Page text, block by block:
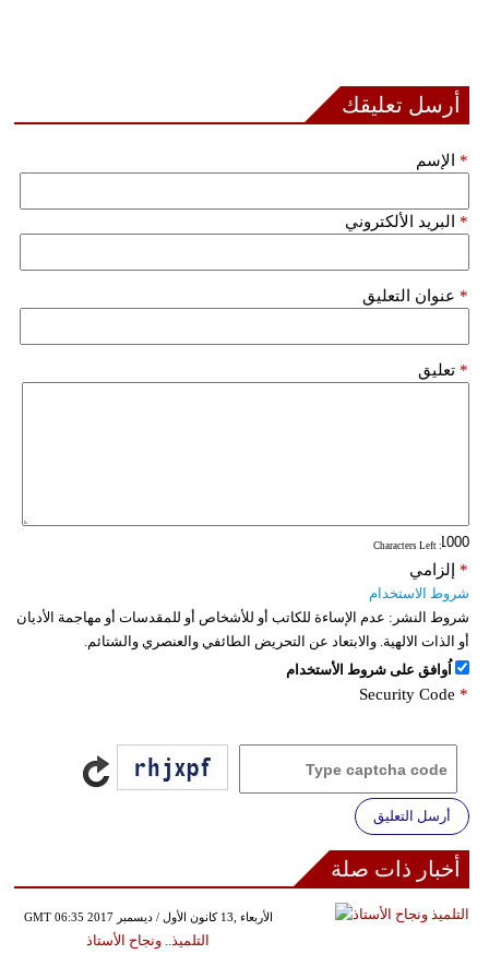
أرسل تعليقك
الإسم *
البريد الألكتروني *
عنوان التعليق *
تعليق *
: Characters Left
إلزامي *
شروط الاستخدام
شروط النشر: عدم الإساءة للكاتب أو للأشخاص أو للمقدسات أو مهاجمة الأديان
أو الذات الالهية. والابتعاد عن التحريض الطائفي والعنصري والشتائم.
اُوافق على شروط الأستخدام
Security Code *
أرسل التعليق
أخبار ذات صلة
GMT 06:35 2017 الأربعاء ,13 كانون الأول / ديسمبر
التلميذ.. ونجاح الأستاذ